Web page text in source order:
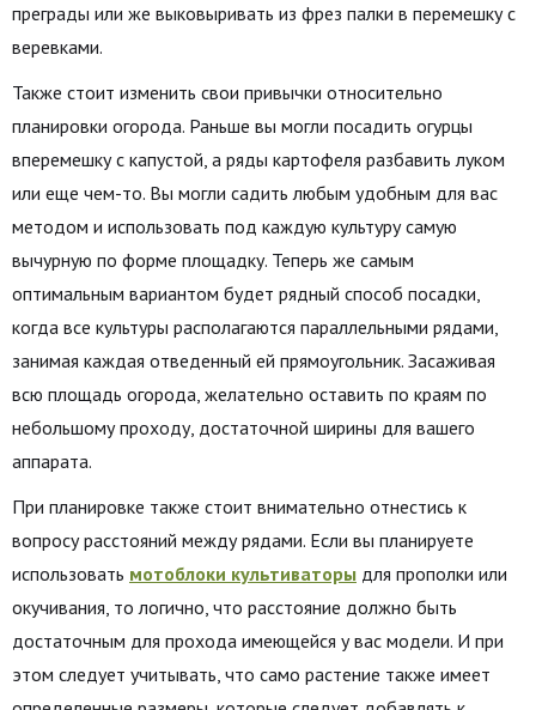
преграды или же выковыривать из фрез палки в перемешку с
веревками.
Также стоит изменить свои привычки относительно
планировки огорода. Раньше вы могли посадить огурцы
вперемешку с капустой, а ряды картофеля разбавить луком
или еще чем-то. Вы могли садить любым удобным для вас
методом и использовать под каждую культуру самую
вычурную по форме площадку. Теперь же самым
оптимальным вариантом будет рядный способ посадки,
когда все культуры располагаются параллельными рядами,
занимая каждая отведенный ей прямоугольник. Засаживая
всю площадь огорода, желательно оставить по краям по
небольшому проходу, достаточной ширины для вашего
аппарата.
При планировке также стоит внимательно отнестись к
вопросу расстояний между рядами. Если вы планируете
использовать мотоблоки культиваторы для прополки или
окучивания, то логично, что расстояние должно быть
достаточным для прохода имеющейся у вас модели. И при
этом следует учитывать, что само растение также имеет